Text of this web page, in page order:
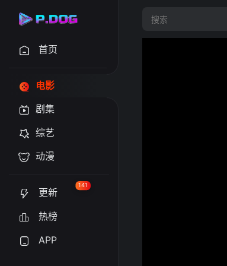
首页
电影
剧集
综艺
动漫
更新
141
热榜
APP